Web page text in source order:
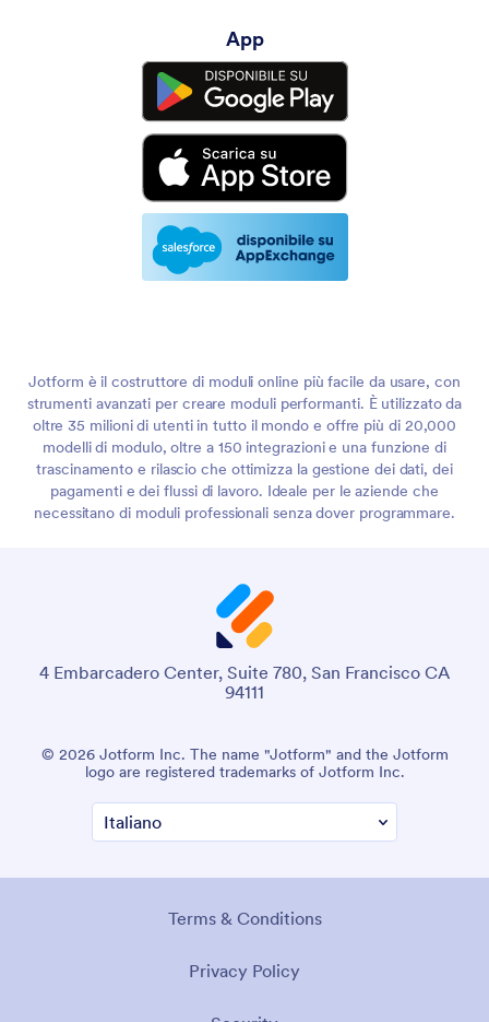
App
Jotform è il costruttore di moduli online più facile da usare, con
strumenti avanzati per creare moduli performanti. È utilizzato da
oltre 35 milioni di utenti in tutto il mondo e offre più di 20,000
modelli di modulo, oltre a 150 integrazioni e una funzione di
trascinamento e rilascio che ottimizza la gestione dei dati, dei
pagamenti e dei flussi di lavoro. Ideale per le aziende che
necessitano di moduli professionali senza dover programmare.
4 Embarcadero Center, Suite 780, San Francisco CA
94111
© 2026 Jotform Inc. The name "Jotform" and the Jotform
logo are registered trademarks of Jotform Inc.
Terms & Conditions
Privacy Policy